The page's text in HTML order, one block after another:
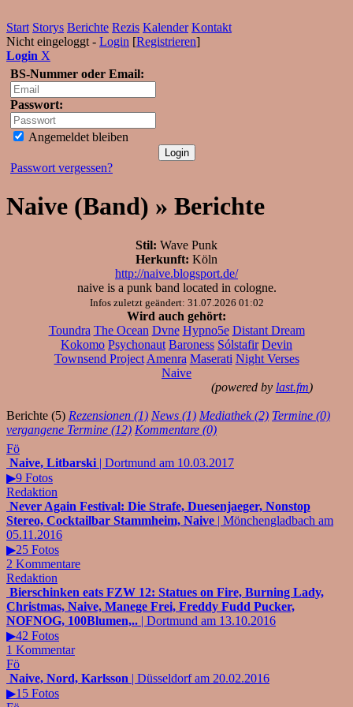
Start Storys Berichte Rezis Kalender Kontakt
Nicht eingeloggt - Login [Registrieren]
Login X
BS-Nummer oder Email:
Passwort:
Angemeldet bleiben
Passwort vergessen?
Naive (Band) » Berichte
Stil: Wave Punk
Herkunft: Köln
http://naive.blogsport.de/
naive is a punk band located in cologne.
Infos zuletzt geändert: 31.07.2026 01:02
Wird auch gehört:
Toundra The Ocean Dvne Hypno5e Distant Dream
Kokomo Psychonaut Baroness Sólstafir Devin
Townsend Project Amenra Maserati Night Verses
Naive
(powered by last.fm)
Berichte (5) Rezensionen (1) News (1) Mediathek (2) Termine (0)
vergangene Termine (12) Kommentare (0)
Fö
Naive, Litbarski | Dortmund am 10.03.2017
▶9 Fotos
Redaktion
Never Again Festival: Die Strafe, Duesenjaeger, Nonstop
Stereo, Cocktailbar Stammheim, Naive | Mönchengladbach am
05.11.2016
▶25 Fotos
2 Kommentare
Redaktion
Bierschinken eats FZW 12: Statues on Fire, Burning Lady,
Christmas, Naive, Manege Frei, Freddy Fudd Pucker,
NOFNOG, 100Blumen,.. | Dortmund am 13.10.2016
▶42 Fotos
1 Kommentar
Fö
Naive, Nord, Karlsson | Düsseldorf am 20.02.2016
▶15 Fotos